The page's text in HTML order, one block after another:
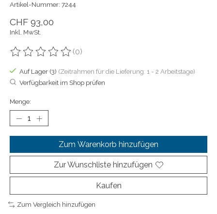
Artikel-Nummer: 7244
CHF 93,00
Inkl. MwSt.
Die Bewertung dieses Produkts ist
(0)
Auf Lager (3) (Zeitrahmen für die Lieferung: 1 - 2 Arbeitstage)
Verfügbarkeit im Shop prüfen
Menge:
Zum Warenkorb hinzufügen
Zur Wunschliste hinzufügen
Kaufen
Zum Vergleich hinzufügen